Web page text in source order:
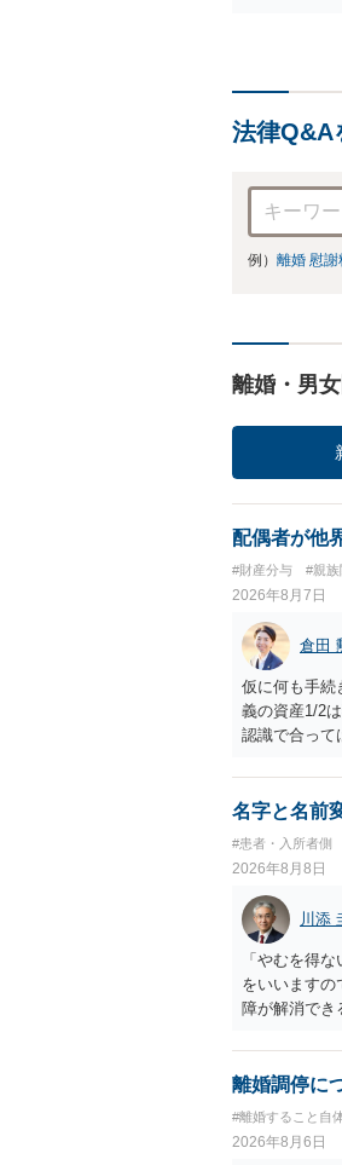
法律Q&A
例） 離婚 慰謝
離婚・男
配偶者が他
#財産分与 #親族
2026年8月7日
倉田
仮に何も手続
義の資産1/2
認識で合って
名字と名前
#患者・入所者側
2026年8月8日
川添
「やむを得
をいいますの
障が解消でき
出することが
SDの診断基
されるとこ
で、性急な
離婚調停に
#離婚すること自
2026年8月6日